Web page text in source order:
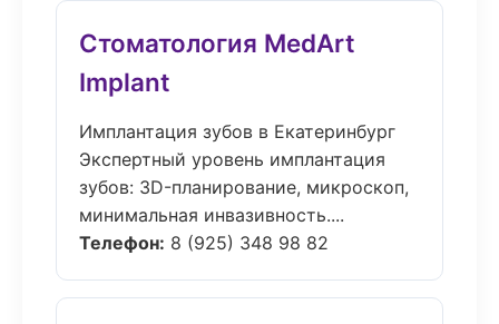
Стоматология MedArt
Implant
Имплантация зубов в Екатеринбург
Экспертный уровень имплантация
зубов: 3D-планирование, микроскоп,
минимальная инвазивность....
Телефон: 8 (925) 348 98 82